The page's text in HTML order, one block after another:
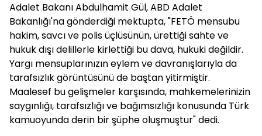
Adalet Bakanı Abdulhamit Gül, ABD Adalet
Bakanlığı'na gönderdiği mektupta, "FETÖ mensubu
hakim, savcı ve polis üçlüsünün, ürettiği sahte ve
hukuk dışı delillerle kirlettiği bu dava, hukuki değildir.
Yargı mensuplarınızın eylem ve davranışlarıyla da
tarafsızlık görüntüsünü de baştan yitirmiştir.
Maalesef bu gelişmeler karşısında, mahkemelerinizin
saygınlığı, tarafsızlığı ve bağımsızlığı konusunda Türk
kamuoyunda derin bir şüphe oluşmuştur" dedi.